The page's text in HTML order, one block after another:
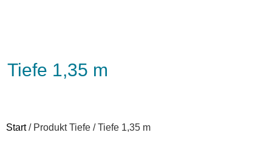
Tiefe 1,35 m
Start/ Produkt Tiefe / Tiefe 1,35 m